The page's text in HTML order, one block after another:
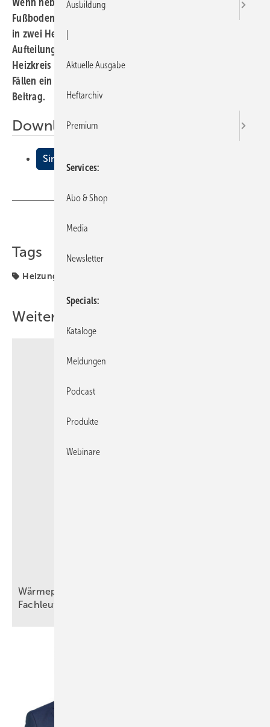
Fußbodenheizung betrieben wird, muss der Wärmestrom
in zwei Heizkreise getrennt werden. Für die richtige
Aufteilung und die richtigen Temperaturen im jeweiligen
Heizkreis sorgen Heizungsmischer. In welchen weiteren
Fällen ein Mischer erfoderlich ist, erläutert der folgende
Beitrag.
Downloads:
Sinnvoll mischen
Tags
Heizung
Weitere Inhalte
Wärmepumpen im Altbau: Ein Mutmacher für
Fachleute
Ausbildung
Aktuelle Ausgabe
Heftarchiv
Premium
Services
Abo & Shop
Media
Newsletter
Specials
Kataloge
Meldungen
Podcast
Produkte
Webinare